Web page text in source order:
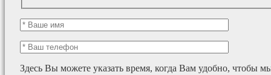
Здесь Вы можете указать время, когда Вам удобно, чтобы